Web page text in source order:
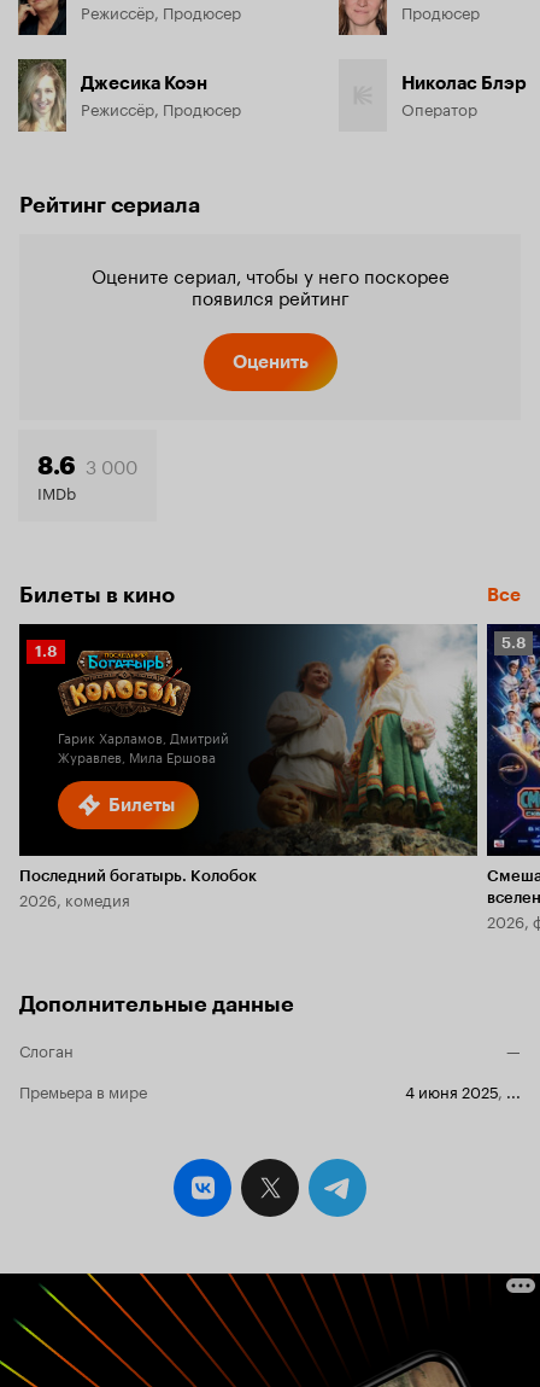
Режиссёр, Продюсер
Джесика Коэн
Режиссёр, Продюсер
Продюсер
Николас Блэр
Оператор
Рейтинг сериала
Оцените сериал, чтобы у него поскорее
появился рейтинг
Оценить
8.6 3 000
IMDb
Билеты в кино Все
Билеты
Рейтинг
Кинопоиска
1.8
Гарик Харламов, Дмитрий
Журавлев, Мила Ершова
Последний богатырь. Колобок
2026, комедия
5.8
5.8
2026,
Дополнительные данные
Слоган
—
Премьера в мире
4 июня 2025